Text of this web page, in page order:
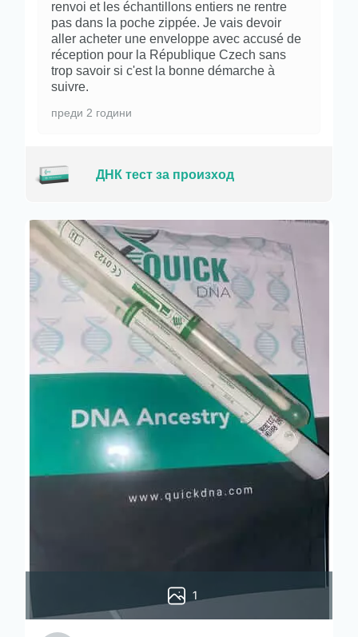
renvoi et les échantillons entiers ne rentre
pas dans la poche zippée. Je vais devoir
aller acheter une enveloppe avec accusé de
réception pour la République Czech sans
trop savoir si c'est la bonne démarche à
suivre.
преди 2 години
ДНК тест за произход
1